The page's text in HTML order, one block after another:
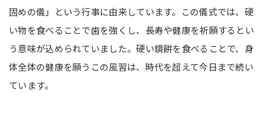
固めの儀」という行事に由来しています。この儀式では、硬
い物を食べることで歯を強くし、長寿や健康を祈願するとい
う意味が込められていました。硬い鏡餅を食べることで、身
体全体の健康を願うこの風習は、時代を超えて今日まで続い
ています。